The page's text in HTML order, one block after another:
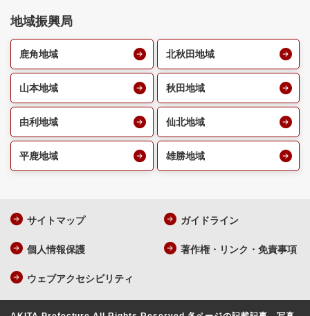
地域振興局
鹿角地域 北秋田地域
山本地域 秋田地域
由利地域 仙北地域
平鹿地域 雄勝地域
サイトマップ ガイドライン
個人情報保護 著作権・リンク・免責事項
ウェブアクセシビリティ